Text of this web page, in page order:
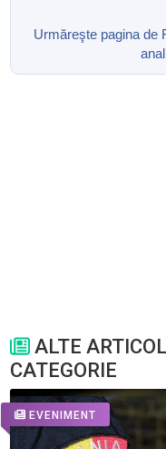
Urmăreşte pagina de
ALTE
CATEGORIE
EVENIMENT